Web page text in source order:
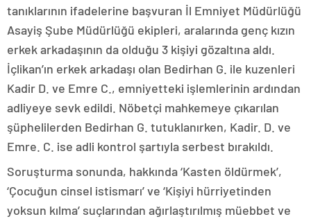
tanıklarının ifadelerine başvuran İl Emniyet Müdürlüğü
Asayiş Şube Müdürlüğü ekipleri, aralarında genç kızın
erkek arkadaşının da olduğu 3 kişiyi gözaltına aldı.
İçlikan’ın erkek arkadaşı olan Bedirhan G. ile kuzenleri
Kadir D. ve Emre C., emniyetteki işlemlerinin ardından
adliyeye sevk edildi. Nöbetçi mahkemeye çıkarılan
şüphelilerden Bedirhan G. tutuklanırken, Kadir. D. ve
Emre. C. ise adli kontrol şartıyla serbest bırakıldı.
Soruşturma sonunda, hakkında ‘Kasten öldürmek’,
‘Çocuğun cinsel istismarı’ ve ‘Kişiyi hürriyetinden
yoksun kılma’ suçlarından ağırlaştırılmış müebbet ve